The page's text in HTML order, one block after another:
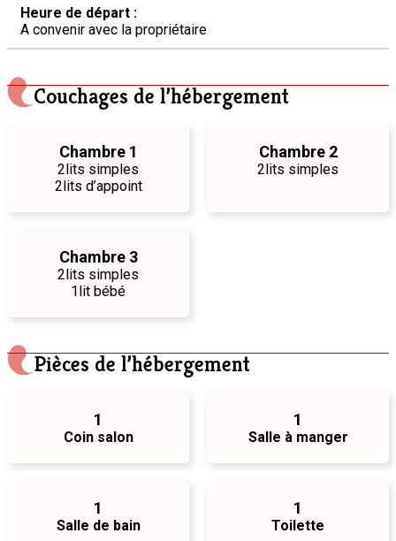
Heure de départ :
A convenir avec la propriétaire
Couchages de l’hébergement
Chambre 1
2lits simples
2lits d’appoint
Chambre 2
2lits simples
Chambre 3
2lits simples
1lit bébé
Pièces de l’hébergement
1
Coin salon
1
Salle à manger
1
Salle de bain
1
Toilette